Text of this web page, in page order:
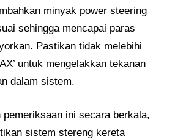
minyak power steering
sehingga mencapai paras
Pastikan tidak melebihi
untuk mengelakkan tekanan
dalam sistem.
pemeriksaan ini secara berkala,
sistem stereng kereta